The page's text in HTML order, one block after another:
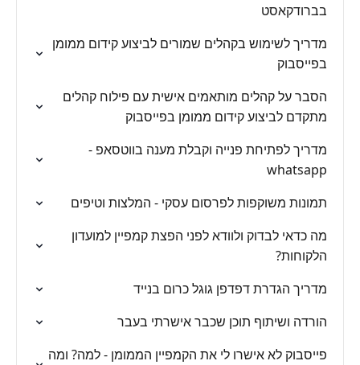
בברודקאסט
מדריך לשימוש בקהלים שמורים לביצוע קידום ממומן
בפייסבוק
הסבר על קהלים מותאמים אישית עם פילוח קהלים
מתקדם לביצוע קידום ממומן בפייסבוק
מדריך לפתיחת פנייה וקבלת מענה בווטסאפ -
whatsapp
תמונות משוקפות לפרסום עסקי - המלצות וטיפים
מה כדאי לבדוק ולוודא לפני הפצת קמפיין למועדון
הלקוחות?
מדריך הגדרת דפדפן גוגל כרום בנייד
הורדה ושיתוף תוכן שכבר אישרתי בעבר
פייסבוק לא אישרו לי את הקמפיין הממומן - למה? ומה